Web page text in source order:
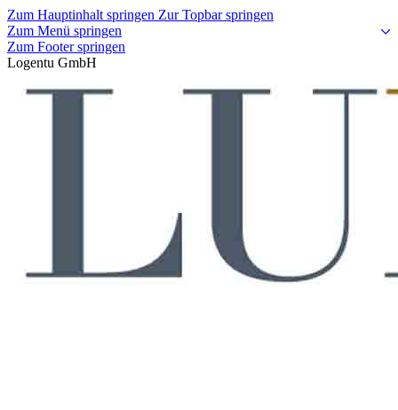
Zum Hauptinhalt springen Zur Topbar springen
Zum Menü springen
Zum Footer springen
Logentu GmbH